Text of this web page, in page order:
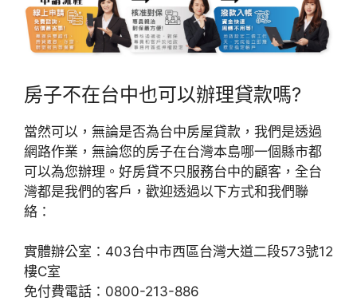
房子不在台中也可以辦理貸款嗎?
當然可以，無論是否為台中房屋貸款，我們是透過
網路作業，無論您的房子在台灣本島哪一個縣市都
可以為您辦理。好房貸不只服務台中的顧客，全台
灣都是我們的客戶，歡迎透過以下方式和我們聯
絡：
實體辦公室：403台中市西區台灣大道二段573號12
樓C室
免付費電話：0800-213-886